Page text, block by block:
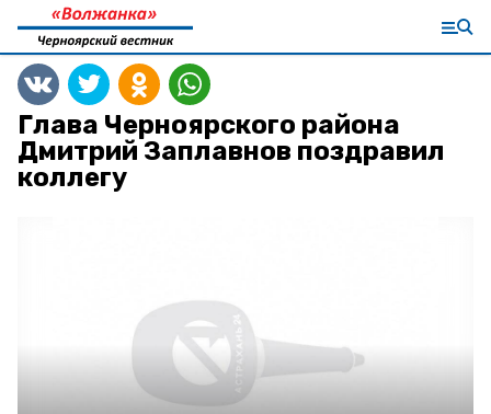
Глава Черноярского района
Дмитрий Заплавнов поздравил
коллегу